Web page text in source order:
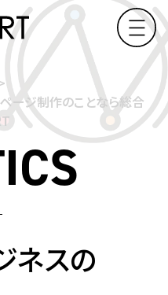
ージ制作のことなら総合
ネスの